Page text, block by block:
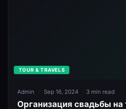
TOUR & TRAVELS
Admin Sep 16, 2024 3 min read
Организация свадьбы на